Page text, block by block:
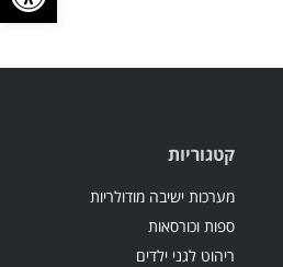
קטגוריות
מערכות ישיבה מודולריות
ספות וכורסאות
ריהוט לגני ילדים